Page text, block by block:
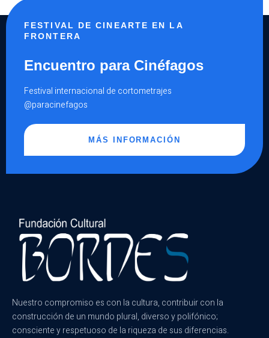
FESTIVAL DE CINEARTE EN LA
FRONTERA
Encuentro para Cinéfagos
Festival internacional de cortometrajes
@paracinefagos
MÁS INFORMACIÓN
Nuestro compromiso es con la cultura, contribuir con la
construcción de un mundo plural, diverso y polifónico;
consciente y respetuoso de la riqueza de sus diferencias.